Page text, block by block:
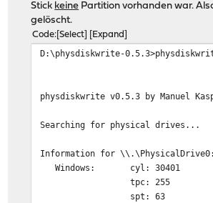
Stick keine Partition vorhanden war.
gelöscht.
Code Select Expand
D:\physdiskwrite-
physdiskwrite v0.5.3 by Manuel
Searching for physical drives...
Information for \\.\PhysicalDrive0:
Windows: cyl: 30401
tpc: 255
spt: 63